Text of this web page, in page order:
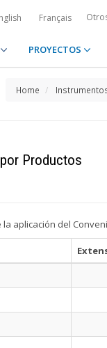
Français
PROYECTOS
Home
Productos
aplicación del